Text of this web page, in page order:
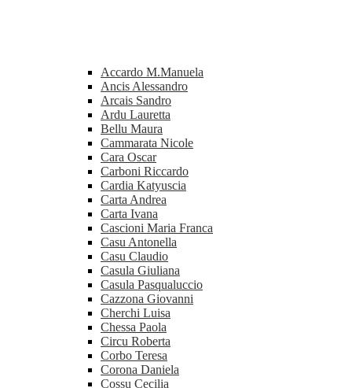
Accardo M.Manuela
Ancis Alessandro
Arcais Sandro
Ardu Lauretta
Bellu Maura
Cammarata Nicole
Cara Oscar
Carboni Riccardo
Cardia Katyuscia
Carta Andrea
Carta Ivana
Cascioni Maria Franca
Casu Antonella
Casu Claudio
Casula Giuliana
Casula Pasqualuccio
Cazzona Giovanni
Cherchi Luisa
Chessa Paola
Circu Roberta
Corbo Teresa
Corona Daniela
Cossu Cecilia